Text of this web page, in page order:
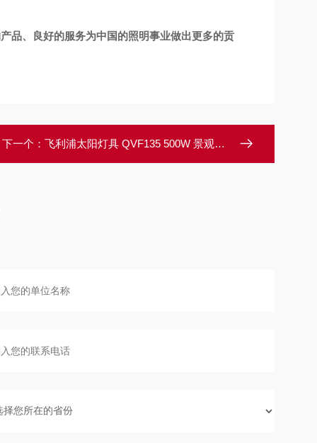
品、良好的服务为中国的照明事业做出更多的贡
下一个： 飞利浦太阳灯具 QVF135 500W 景观照明灯